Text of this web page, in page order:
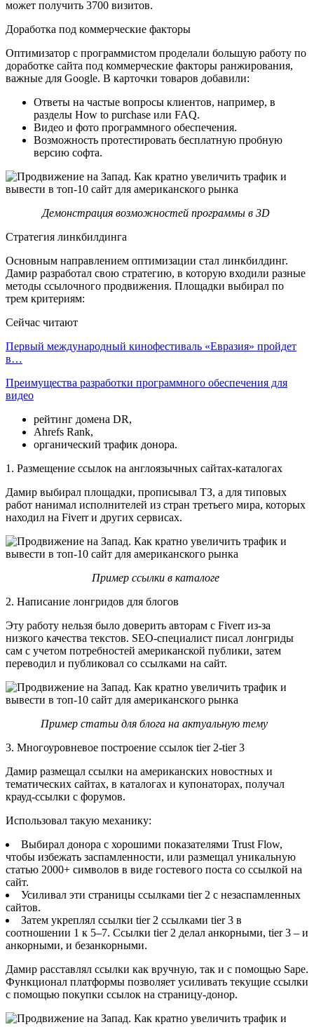
может получить 3700 визитов.
Доработка под коммерческие факторы
Оптимизатор с программистом проделали большую работу по
доработке сайта под коммерческие факторы ранжирования,
важные для Google. В карточки товаров добавили:
Ответы на частые вопросы клиентов, например, в
разделы How to purchase или FAQ.
Видео и фото программного обеспечения.
Возможность протестировать бесплатную пробную
версию софта.
Демонстрация возможностей программы в 3D
Стратегия линкбилдинга
Основным направлением оптимизации стал линкбилдинг.
Дамир разработал свою стратегию, в которую входили разные
методы ссылочного продвижения. Площадки выбирал по
трем критериям:
Сейчас читают
Первый международный кинофестиваль «Евразия» пройдет
в…
Преимущества разработки программного обеспечения для
видео
рейтинг домена DR,
Ahrefs Rank,
органический трафик донора.
1. Размещение ссылок на англоязычных сайтах-каталогах
Дамир выбирал площадки, прописывал ТЗ, а для типовых
работ нанимал исполнителей из стран третьего мира, которых
находил на Fiverr и других сервисах.
Пример ссылки в каталоге
2. Написание лонгридов для блогов
Эту работу нельзя было доверить авторам с Fiverr из-за
низкого качества текстов. SEO-специалист писал лонгриды
сам с учетом потребностей американской публики, затем
переводил и публиковал со ссылками на сайт.
Пример статьи для блога на актуальную тему
3. Многоуровневое построение ссылок tier 2-tier 3
Дамир размещал ссылки на американских новостных и
тематических сайтах, в каталогах и купонаторах, получал
крауд-ссылки с форумов.
Использовал такую механику:
Выбирал донора с хорошими показателями Trust Flow,
чтобы избежать заспамленности, или размещал уникальную
статью 2000+ символов в виде гостевого поста со ссылкой на
сайт.
Усиливал эти страницы ссылками tier 2 с незаспамленных
сайтов.
Затем укреплял ссылки tier 2 ссылками tier 3 в
соотношении 1 к 5–7. Ссылки tier 2 делал анкорными, tier 3 – и
анкорными, и безанкорными.
Дамир расставлял ссылки как вручную, так и с помощью Sape.
Функционал платформы позволяет усиливать текущие ссылки
с помощью покупки ссылок на страницу-донор.